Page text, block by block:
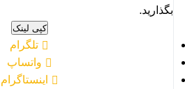
بگذارید.
کپی لینک
تلگرام
واتساپ
اینستاگرام